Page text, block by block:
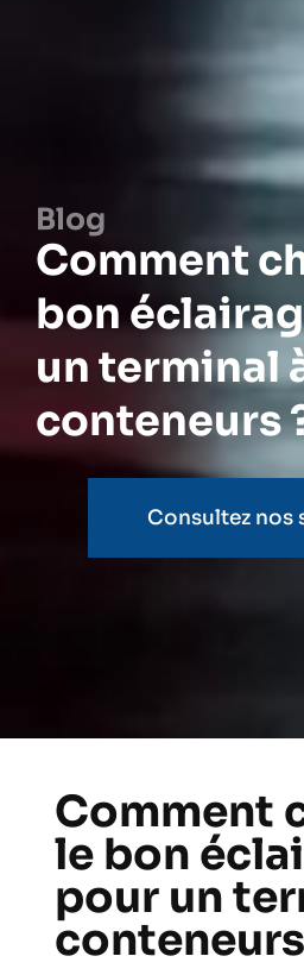
Blog
Comment
bon
un terminal
conteneurs
Consultez nos
Comment
le bon
pour un